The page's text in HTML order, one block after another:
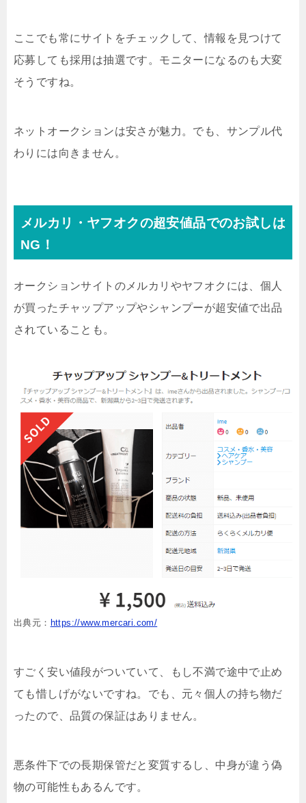
ここでも常にサイトをチェックして、情報を見つけて
応募しても採用は抽選です。モニターになるのも大変
そうですね。
ネットオークションは安さが魅力。でも、サンプル代
わりには向きません。
メルカリ・ヤフオクの超安値品でのお試しは
NG！
オークションサイトのメルカリやヤフオクには、個人
が買ったチャップアップやシャンプーが超安値で出品
されていることも。
出典元： https://www.mercari.com/
すごく安い値段がついていて、もし不満で途中で止め
ても惜しげがないですね。でも、元々個人の持ち物だ
ったので、品質の保証はありません。
悪条件下での長期保管だと変質するし、中身が違う偽
物の可能性もあるんです。